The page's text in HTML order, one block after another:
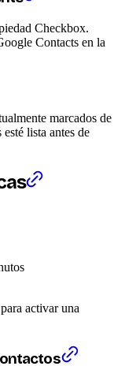
Checkbox.
Contacts en la
marcados de
lista antes de
activar una